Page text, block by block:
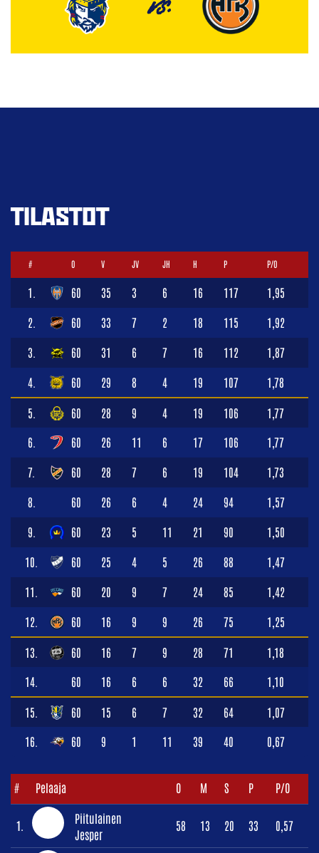
VS.
TILASTOT
# O V JV JH H P P/O
1. 60 35 3 6 16 117 1,95
2. 60 33 7 2 18 115 1,92
3. 60 31 6 7 16 112 1,87
4. 60 29 8 4 19 107 1,78
5. 60 28 9 4 19 106 1,77
6. 60 26 11 6 17 106 1,77
7. 60 28 7 6 19 104 1,73
8. 60 26 6 4 24 94 1,57
9. 60 23 5 11 21 90 1,50
10. 60 25 4 5 26 88 1,47
11. 60 20 9 7 24 85 1,42
12. 60 16 9 9 26 75 1,25
13. 60 16 7 9 28 71 1,18
14. 60 16 6 6 32 66 1,10
15. 60 15 6 7 32 64 1,07
16. 60 9 1 11 39 40 0,67
# Pelaaja O M S P P/O
1.
Piitulainen
Jesper
58 13 20 33 0,57